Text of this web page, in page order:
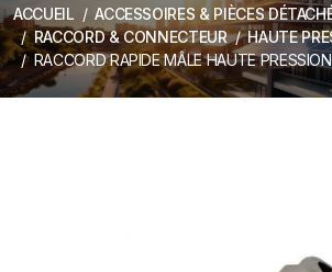
ACCUEIL
ACCESSOIRES & PIÈCES
RACCORD & CONNECTEUR
HAUTE
RACCORD RAPIDE MÂLE HAUTE PRESSION 1/4" AVEC